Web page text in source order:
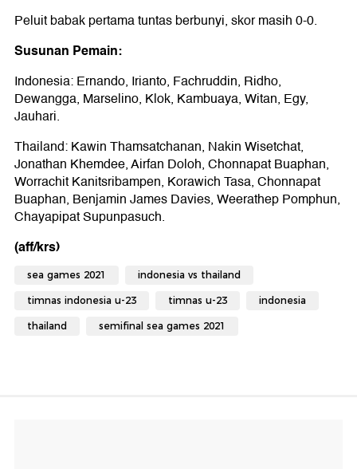
Peluit babak pertama tuntas berbunyi, skor masih 0-0.
Susunan Pemain:
Indonesia: Ernando, Irianto, Fachruddin, Ridho,
Dewangga, Marselino, Klok, Kambuaya, Witan, Egy,
Jauhari.
Thailand: Kawin Thamsatchanan, Nakin Wisetchat,
Jonathan Khemdee, Airfan Doloh, Chonnapat Buaphan,
Worrachit Kanitsribampen, Korawich Tasa, Chonnapat
Buaphan, Benjamin James Davies, Weerathep Pomphun,
Chayapipat Supunpasuch.
(aff/krs)
sea games 2021 indonesia vs thailand
timnas indonesia u-23 timnas u-23 indonesia
thailand semifinal sea games 2021